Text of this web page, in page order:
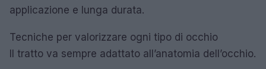
applicazione e lunga durata.
Tecniche per valorizzare ogni tipo di occhio
Il tratto va sempre adattato all’anatomia dell’occhio.